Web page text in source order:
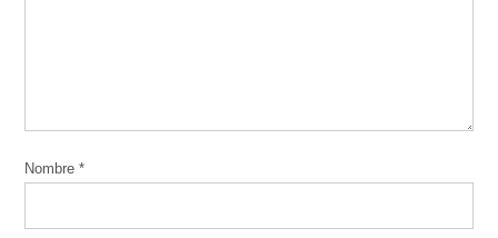
Nombre*